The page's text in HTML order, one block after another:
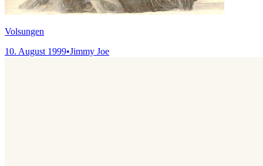
Volsungen
10. August 1999•Jimmy Joe